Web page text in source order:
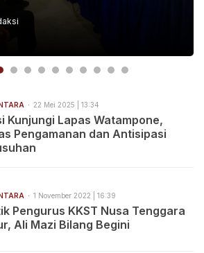
22 Mei 2025 | 13:34
Kunjungi Lapas Watampone,
Pengamanan dan Antisipasi
1 November 2022 | 16:39
Pengurus KKST Nusa Tenggara
Ali Mazi Bilang Begini